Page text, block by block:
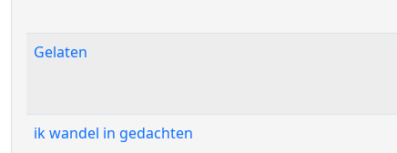
Gelaten
ik wandel in gedachten